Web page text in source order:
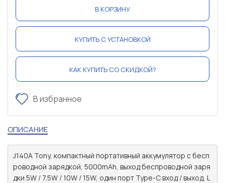
В КОРЗИНУ
КУПИТЬ С УСТАНОВКОЙ
КАК КУПИТЬ СО СКИДКОЙ?
В избранное
ОПИСАНИЕ
J140A Tony, компактный портативный аккумулятор с бесп
роводной зарядкой, 5000mAh, выход беспроводной заря
дки 5W / 7.5W / 10W / 15W, один порт Type-C вход / выход, L